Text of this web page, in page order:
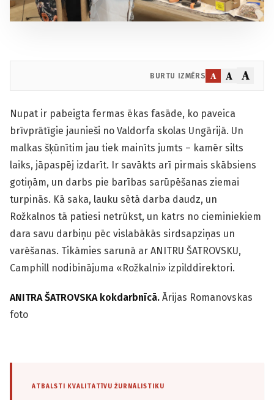
BURTU IZMĒRS A A A
Nupat ir pabeigta fermas ēkas fasāde, ko paveica
brīvprātīgie jaunieši no Valdorfa skolas Ungārijā. Un
malkas šķūnītim jau tiek mainīts jumts – kamēr silts
laiks, jāpaspēj izdarīt. Ir savākts arī pirmais skābsiens
gotiņām, un darbs pie barības sarūpēšanas ziemai
turpinās. Kā saka, lauku sētā darba daudz, un
Rožkalnos tā patiesi netrūkst, un katrs no cieminiekiem
dara savu darbiņu pēc vislabākās sirdsapziņas un
varēšanas. Tikāmies sarunā ar ANITRU ŠATROVSKU,
Camphill nodibinājuma «Rožkalni» izpilddirektori.
ANITRA ŠATROVSKA kokdarbnīcā. Ārijas Romanovskas
foto
ATBALSTI KVALITATĪVU ŽURNĀLISTIKU